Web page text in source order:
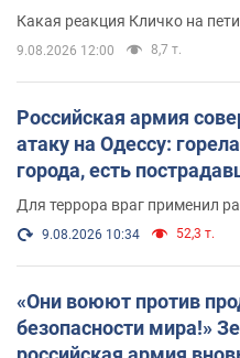
Какая реакция Кличко на
9.08.2026 12:00 8,7 т.
Российская армия
атаку на Одессу:
города, есть
Для террора враг применил
9.08.2026 10:34 52,3 т.
«Они воюют против
безопасности мира!»